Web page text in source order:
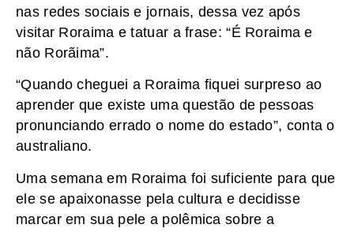
nas redes sociais e jornais, dessa vez após
visitar Roraima e tatuar a frase: “É Roraima e
não Rorãima”.
“Quando cheguei a Roraima fiquei surpreso ao
aprender que existe uma questão de pessoas
pronunciando errado o nome do estado”, conta o
australiano.
Uma semana em Roraima foi suficiente para que
ele se apaixonasse pela cultura e decidisse
marcar em sua pele a polêmica sobre a